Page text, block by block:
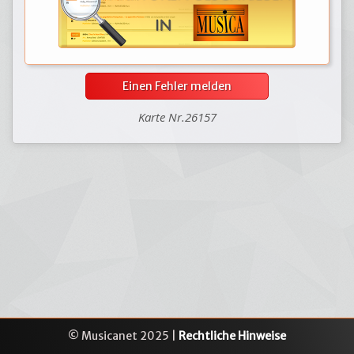
Einen Fehler melden
Karte Nr.26157
© Musicanet 2025 | Rechtliche Hinweise